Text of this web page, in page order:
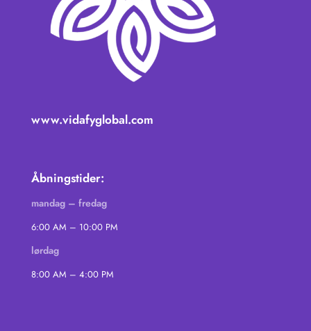
www.vidafyglobal.com
Åbningstider:
mandag – fredag
6:00 AM – 10:00 PM
lørdag
8:00 AM – 4:00 PM